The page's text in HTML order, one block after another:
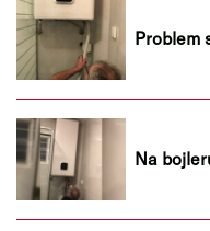
Problem
Na